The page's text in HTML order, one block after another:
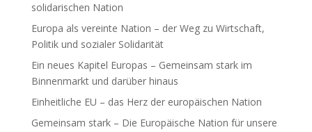
solidarischen Nation
Europa als vereinte Nation – der Weg zu Wirtschaft,
Politik und sozialer Solidarität
Ein neues Kapitel Europas – Gemeinsam stark im
Binnenmarkt und darüber hinaus
Einheitliche EU – das Herz der europäischen Nation
Gemeinsam stark – Die Europäische Nation für unsere